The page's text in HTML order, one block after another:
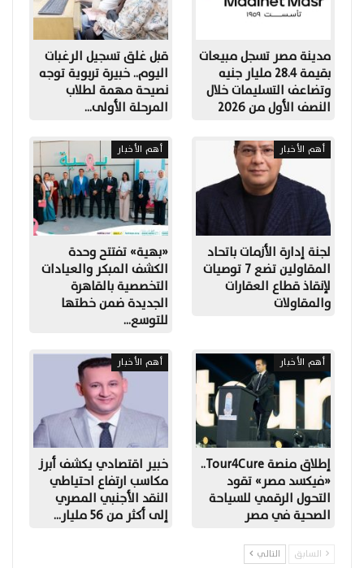
مدينة مصر تسجل مبيعات
بقيمة 28.4 مليار جنيه
وتضاعف التسليمات خلال
النصف الأول من 2026
قبل غلق تسجيل الرغبات
اليوم.. خبيرة تربوية توجه
نصيحة مهمة لطلاب
المرحلة الأولى…
أهم الأخبار
لجنة إدارة الأزمات باتحاد
المقاولين تضع 7 توصيات
لإنقاذ قطاع العقارات
والمقاولات
أهم الأخبار
«بهية» تفتتح وحدة
الكشف المبكر والعيادات
التخصصية بالقاهرة
الجديدة ضمن خطتها
للتوسع…
أهم الأخبار
إطلاق منصة Tour4Cure..
«فيكسد مصر» تقود
التحول الرقمي للسياحة
الصحية في مصر
أهم الأخبار
خبير اقتصادي يكشف أبرز
مكاسب ارتفاع احتياطي
النقد الأجنبي المصري
إلى أكثر من 56 مليار…
السابق التالي